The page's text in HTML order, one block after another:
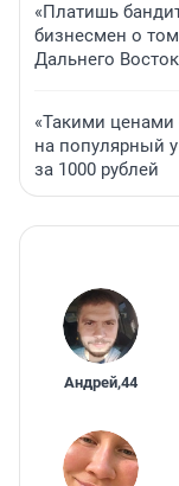
«Платишь
бизнесмен о
Дальнего
«Такими
на популярный
за 1000 рублей
Андрей,44